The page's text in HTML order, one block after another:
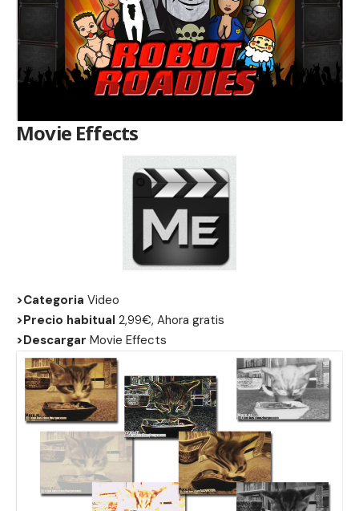
Movie Effects
>Categoria Video
>Precio habitual 2,99€, Ahora gratis
>Descargar Movie Effects